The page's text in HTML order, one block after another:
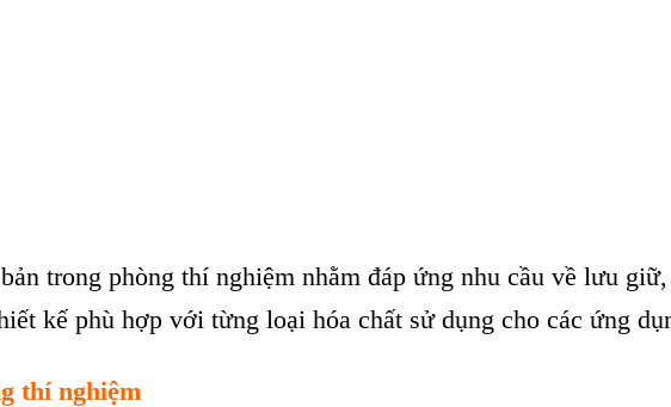
trong phòng thí nghiệm nhằm đáp ứng nhu cầu về lưu
kế phù hợp với từng loại hóa chất sử dụng cho các ứng
thí nghiệm